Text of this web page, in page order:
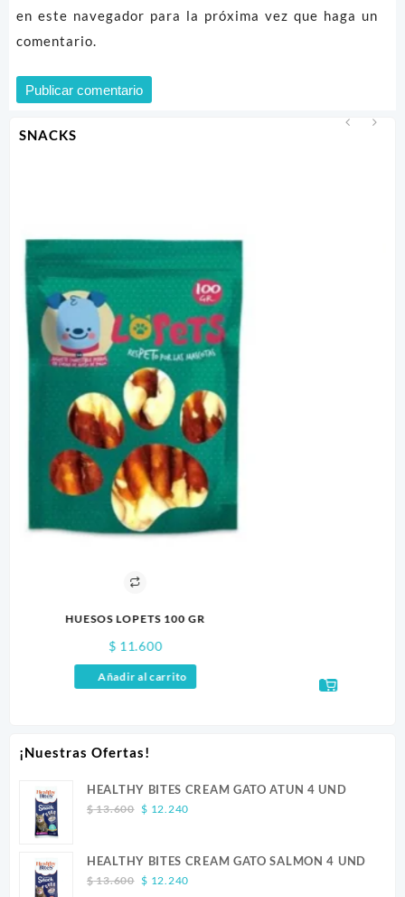
SNACKS
MUNGOS MENTA 200GR
Añadir al carrito
¡Nuestras Ofertas!
HEALTHY BITES CREAM GATO ATUN 4 UND
$13.600 Original
$ 13.600.
$ 12.240Current
$ 12.240.
HEALTHY BITES CREAM GATO SALMON 4 UND
$13.600 Original
$ 12.240Current
en este navegador para la próxima vez que haga un
comentario.